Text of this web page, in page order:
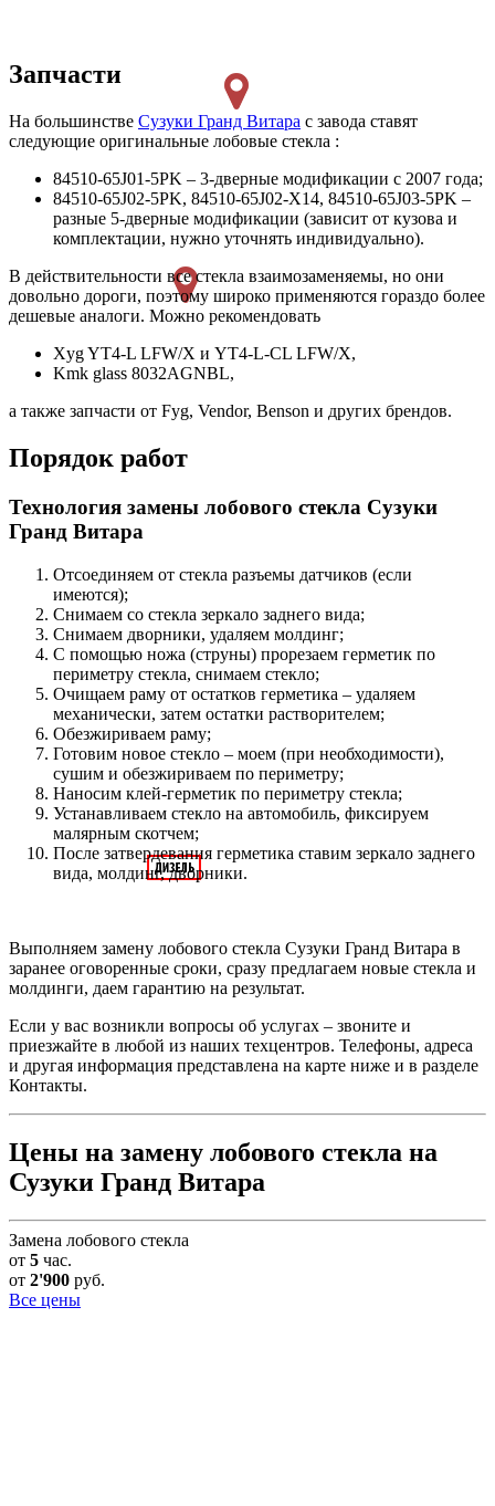
Запчасти
На большинстве Сузуки Гранд Витара с завода ставят
следующие оригинальные лобовые стекла :
84510-65J01-5PK – 3-дверные модификации с 2007 года;
84510-65J02-5PK, 84510-65J02-X14, 84510-65J03-5PK –
разные 5-дверные модификации (зависит от кузова и
комплектации, нужно уточнять индивидуально).
В действительности все стекла взаимозаменяемы, но они
довольно дороги, поэтому широко применяются гораздо более
дешевые аналоги. Можно рекомендовать
Xyg YT4-L LFW/X и YT4-L-CL LFW/X,
Kmk glass 8032AGNBL,
а также запчасти от Fyg, Vendor, Benson и других брендов.
Порядок работ
Технология замены лобового стекла Сузуки
Гранд Витара
Отсоединяем от стекла разъемы датчиков (если
имеются);
Снимаем со стекла зеркало заднего вида;
Снимаем дворники, удаляем молдинг;
С помощью ножа (струны) прорезаем герметик по
периметру стекла, снимаем стекло;
Очищаем раму от остатков герметика – удаляем
механически, затем остатки растворителем;
Обезжириваем раму;
Готовим новое стекло – моем (при необходимости),
сушим и обезжириваем по периметру;
Наносим клей-герметик по периметру стекла;
Устанавливаем стекло на автомобиль, фиксируем
малярным скотчем;
После затвердевания герметика ставим зеркало заднего
вида, молдинг, дворники.
Выполняем замену лобового стекла Сузуки Гранд Витара в
заранее оговоренные сроки, сразу предлагаем новые стекла и
молдинги, даем гарантию на результат.
Если у вас возникли вопросы об услугах – звоните и
приезжайте в любой из наших техцентров. Телефоны, адреса
и другая информация представлена на карте ниже и в разделе
Контакты.
Цены на замену лобового стекла на
Сузуки Гранд Витара
Замена лобового стекла
от 5 час.
от 2'900 руб.
Все цены